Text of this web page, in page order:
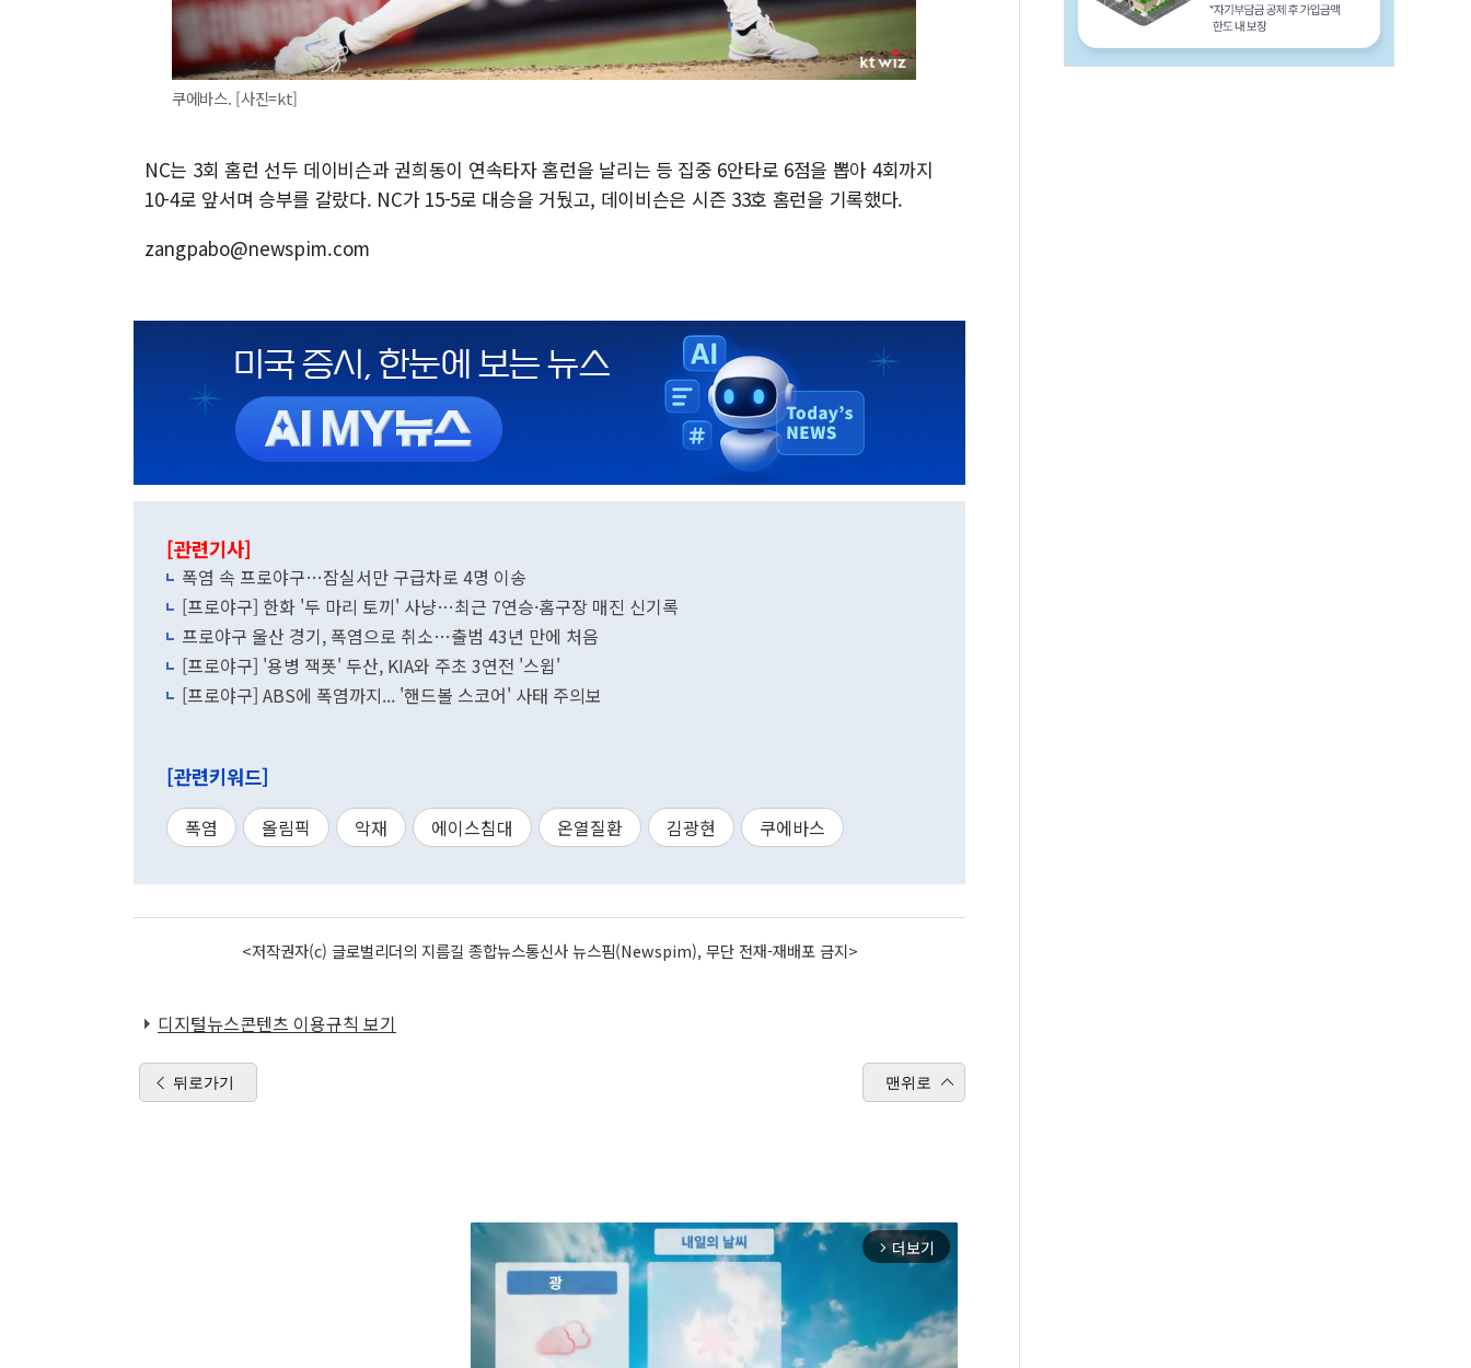
쿠에바스. [사진=kt]
NC는 3회 홈런 선두 데이비슨과 권희동이 연속타자 홈런을 날리는 등 집중 6안타로 6점을 뽑아 4회까지
10-4로 앞서며 승부를 갈랐다. NC가 15-5로 대승을 거뒀고, 데이비슨은 시즌 33호 홈런을 기록했다.
zangpabo@newspim.com
[관련기사]
폭염 속 프로야구…잠실서만 구급차로 4명 이송
[프로야구] 한화 '두 마리 토끼' 사냥…최근 7연승·홈구장 매진 신기록
프로야구 울산 경기, 폭염으로 취소…출범 43년 만에 처음
[프로야구] '용병 잭폿' 두산, KIA와 주초 3연전 '스윕'
[프로야구] ABS에 폭염까지... '핸드볼 스코어' 사태 주의보
[관련키워드]
폭염 올림픽 악재 에이스침대 온열질환 김광현 쿠에바스
<저작권자(c) 글로벌리더의 지름길 종합뉴스통신사 뉴스핌(Newspim), 무단 전재-재배포 금지>
디지털뉴스콘텐츠 이용규칙 보기
뒤로가기 맨위로
arrow_forward_ios 더보기